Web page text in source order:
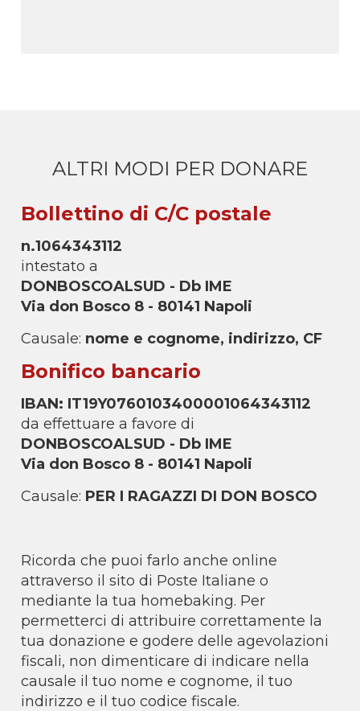
ALTRI MODI PER DONARE
Bollettino di C/C postale
n.1064343112
intestato a
DONBOSCOALSUD - Db IME
Via don Bosco 8 - 80141 Napoli
Causale: nome e cognome, indirizzo, CF
Bonifico bancario
IBAN: IT19Y0760103400001064343112
da effettuare a favore di
DONBOSCOALSUD - Db IME
Via don Bosco 8 - 80141 Napoli
Causale: PER I RAGAZZI DI DON BOSCO
Ricorda che puoi farlo anche online
attraverso il sito di Poste Italiane o
mediante la tua homebaking. Per
permetterci di attribuire correttamente la
tua donazione e godere delle agevolazioni
fiscali, non dimenticare di indicare nella
causale il tuo nome e cognome, il tuo
indirizzo e il tuo codice fiscale.